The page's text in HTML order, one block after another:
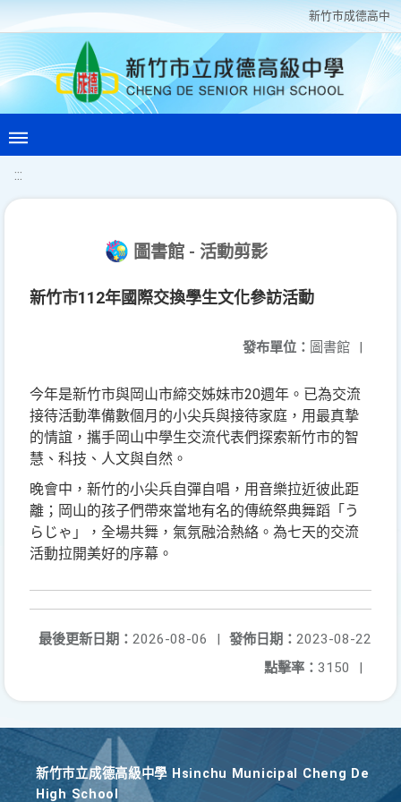
新竹巿成德高中
:::
圖書館 - 活動剪影
新竹市112年國際交換學生文化參訪活動
發布單位： 圖書館 |
今年是新竹市與岡山市締交姊妹市20週年。已為交流
接待活動準備數個月的小尖兵與接待家庭，用最真摯
的情誼，攜手岡山中學生交流代表們探索新竹市的智
慧、科技、人文與自然。
晚會中，新竹的小尖兵自彈自唱，用音樂拉近彼此距
離；岡山的孩子們帶來當地有名的傳統祭典舞蹈「う
らじゃ」，全場共舞，氣氛融洽熱絡。為七天的交流
活動拉開美好的序幕。
發佈日期： 2023-08-22
最後更新日期： 2026-08-06
|
點擊率： 3150 |
新竹巿立成德高級中學 Hsinchu Municipal Cheng De
High School